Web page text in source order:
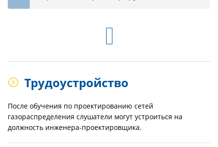
Трудоустройство
После обучения по проектированию сетей
газораспределения слушатели могут устроиться на
должность инженера-проектировщика.